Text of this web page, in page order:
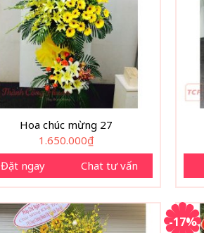
Hoa chúc mừng 27
1.650.000₫
Đặt ngay
Chat tư vấn
-17%